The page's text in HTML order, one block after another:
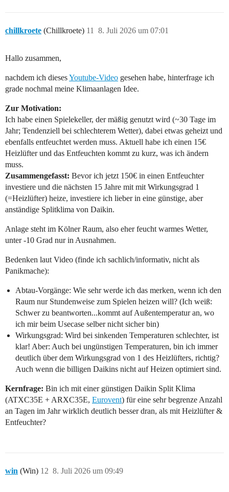
chillkroete (Chillkroete) 8. Juli 2026 um 07:01
11
Hallo zusammen,
nachdem ich diesesYoutube-Video gesehen habe, hinterfrage ich
grade nochmal meine Klimaanlagen Idee.
Zur Motivation:
Ich habe einen Spielekeller, der mäßig genutzt wird (~30 Tage im
Jahr; Tendenziell bei schlechterem Wetter), dabei etwas geheizt und
ebenfalls entfeuchtet werden muss. Aktuell habe ich einen 15€
Heizlüfter und das Entfeuchten kommt zu kurz, was ich ändern
muss.
Zusammengefasst: Bevor ich jetzt 150€ in einen Entfeuchter
investiere und die nächsten 15 Jahre mit mit Wirkungsgrad 1
(=Heizlüfter) heize, investiere ich lieber in eine günstige, aber
anständige Splitklima von Daikin.
Anlage steht im Kölner Raum, also eher feucht warmes Wetter,
unter -10 Grad nur in Ausnahmen.
Bedenken laut Video (finde ich sachlich/informativ, nicht als
Panikmache):
Abtau-Vorgänge: Wie sehr werde ich das merken, wenn ich den
Raum nur Stundenweise zum Spielen heizen will? (Ich weiß:
Schwer zu beantworten...kommt auf Außentemperatur an, wo
ich mir beim Usecase selber nicht sicher bin)
Wirkungsgrad: Wird bei sinkenden Temperaturen schlechter, ist
klar! Aber: Auch bei ungünstigen Temperaturen, bin ich immer
deutlich über dem Wirkungsgrad von 1 des Heizlüfters, richtig?
Auch wenn die billigen Daikins nicht auf Heizen optimiert sind.
Kernfrage: Bin ich mit einer günstigen Daikin Split Klima
(ATXC35E + ARXC35E, Eurovent) für eine sehr begrenze Anzahl
an Tagen im Jahr wirklich deutlich besser dran, als mit Heizlüfter &
Entfeuchter?
win (Win) 8. Juli 2026 um 09:49
12